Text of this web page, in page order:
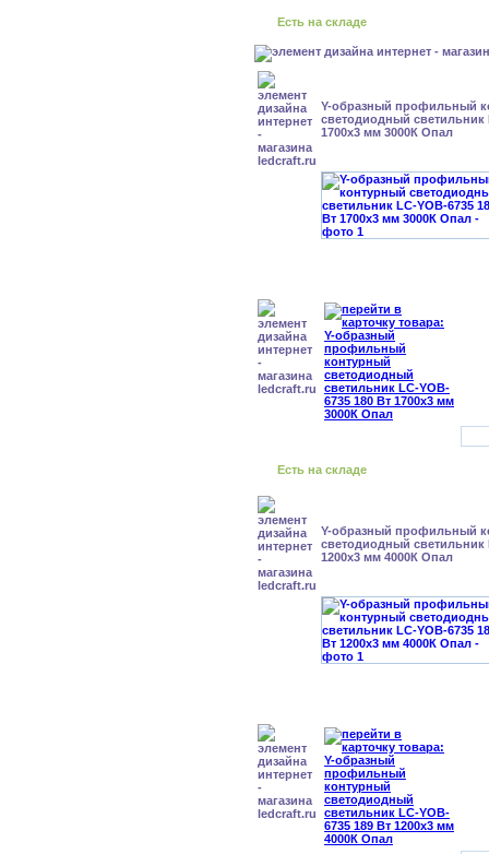
Есть на складе
Y-образный профильный
cветодиодный светильник
1700x3 мм 3000К Опал
Есть на складе
Y-образный профильный
cветодиодный светильник
1200x3 мм 4000К Опал